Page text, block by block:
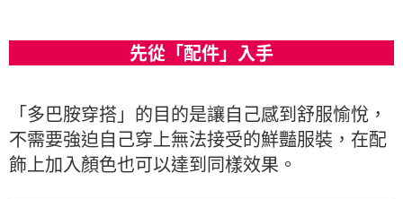
先從「配件」入手
「多巴胺穿搭」的目的是讓自己感到舒服愉悅，
不需要強迫自己穿上無法接受的鮮豔服裝，在配
飾上加入顏色也可以達到同樣效果。